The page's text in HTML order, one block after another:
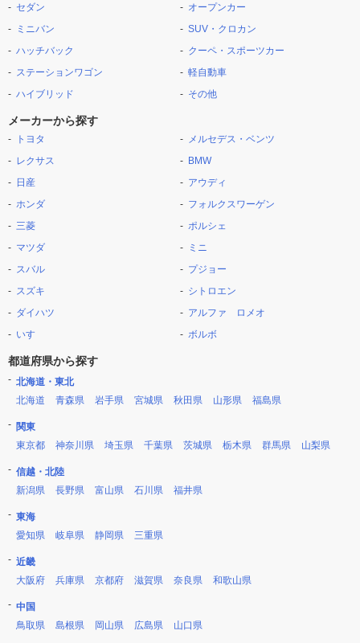
セダン
ミニバン
ハッチバック
ステーションワゴン
ハイブリッド
オープンカー
SUV・クロカン
クーペ・スポーツカー
軽自動車
その他
メーカーから探す
トヨタ
レクサス
日産
ホンダ
三菱
マツダ
スバル
スズキ
ダイハツ
いすゞ
メルセデス・ベンツ
BMW
アウディ
フォルクスワーゲン
ポルシェ
ミニ
プジョー
シトロエン
アルファ ロメオ
ボルボ
都道府県から探す
北海道・東北
北海道
青森県 岩手県 宮城県 秋田県 山形県 福島県
関東
東京都
神奈川県 埼玉県 千葉県 茨城県 栃木県 群馬県 山梨県
信越・北陸
新潟県
長野県 富山県 石川県 福井県
東海
愛知県
岐阜県 静岡県 三重県
近畿
大阪府
兵庫県 京都府 滋賀県 奈良県 和歌山県
中国
鳥取県
島根県 岡山県 広島県 山口県